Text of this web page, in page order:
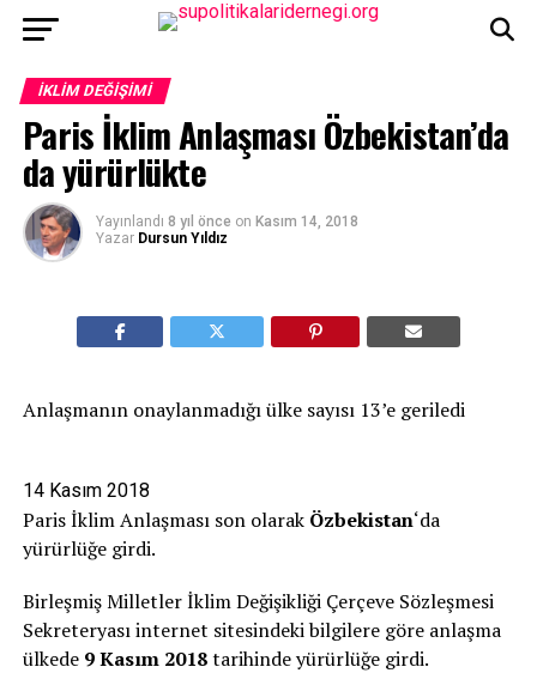
İKLIM DEĞIŞIMI
Paris İklim Anlaşması Özbekistan’da
da yürürlükte
Yayınlandı 8 yıl önce on Kasım 14, 2018
Yazar Dursun Yıldız
Anlaşmanın onaylanmadığı ülke sayısı 13’e geriledi
14 Kasım 2018
Paris İklim Anlaşması son olarak Özbekistan‘da
yürürlüğe girdi.
Birleşmiş Milletler İklim Değişikliği Çerçeve Sözleşmesi
Sekreteryası internet sitesindeki bilgilere göre anlaşma
ülkede 9 Kasım 2018tarihinde yürürlüğe girdi.